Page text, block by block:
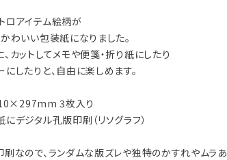
ロアイテム絵柄が
わいい包装紙になりました。
、カットしてメモや便箋・折り紙にしたり
にしたりと、自由に楽しめます。
3枚入り
にデジタル孔版印刷（リソグラフ）
刷なので、ランダムな版ズレや独特のかすれやムラあ